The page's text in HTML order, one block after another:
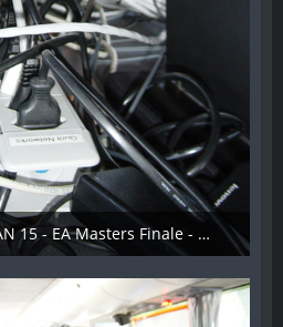
2007-05-04 - Boerde LAN 15 - EA Masters Finale - 023